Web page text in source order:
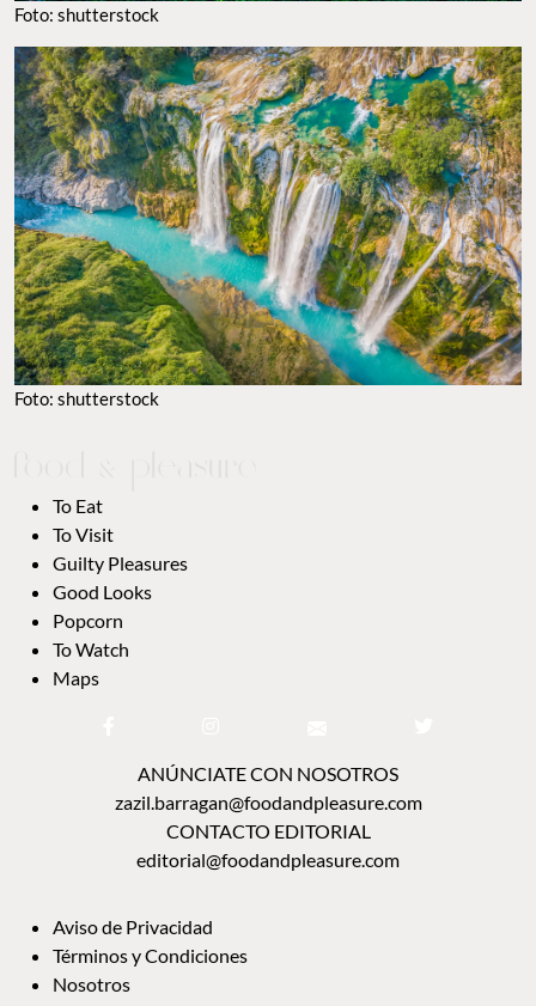
Foto: shutterstock
Foto: shutterstock
To Eat
To Visit
Guilty Pleasures
Good Looks
Popcorn
To Watch
Maps
ANÚNCIATE CON NOSOTROS
zazil.barragan@foodandpleasure.com
CONTACTO EDITORIAL
editorial@foodandpleasure.com
Aviso de Privacidad
Términos y Condiciones
Nosotros